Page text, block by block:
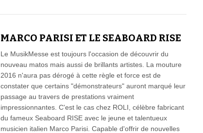
MARCO PARISI ET LE SEABOARD RISE
Le MusikMesse est toujours l'occasion de découvrir du
nouveau matos mais aussi de brillants artistes. La mouture
2016 n'aura pas dérogé à cette règle et force est de
constater que certains "démonstrateurs" auront marqué leur
passage au travers de prestations vraiment
impressionnantes. C'est le cas chez ROLI, célèbre fabricant
du fameux Seaboard RISE avec le jeune et talentueux
musicien italien Marco Parisi. Capable d'offrir de nouvelles